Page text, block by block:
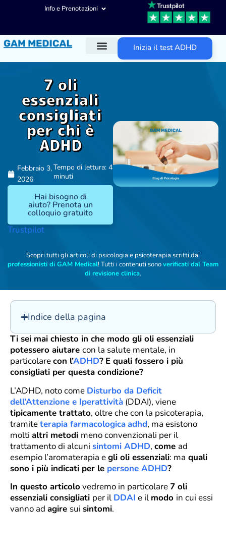
Info e Prenotazioni
Inizia il test ADHD
7 oli
essenziali
consigliati
per chi è
ADHD
Febbraio 3,
2026
Tempo di lettura: 4
minuti
Hai bisogno di
aiuto? Prenota un
colloquio gratuito
Trustpilot
Scopri tutti gli articoli di psicologia e psicoterapia scritti dai
professionisti di GAM Medical! Tutti i contenuti sonoverificati dal Team
di revisione clinica.
Indice della pagina
Ti sei mai chiesto in che modo gli oli essenziali
potessero aiutare con la salute mentale, in
particolarecon l’ADHD? E quali fossero i più
consigliati per questa condizione?
L’ADHD, noto come Disturbo da Deficit
dell’Attenzione e Iperattività (DDAI), viene
tipicamente trattato, oltre che con la psicoterapia,
tramiteterapia farmacologicaadhd, ma esistono
molti altri metodi meno convenzionali per il
trattamento di alcuni sintomi ADHD, come ad
esempio l’aromaterapia egli oli essenziali: ma quali
sono i più indicati per le persone ADHD?
In questo articolovedremo in particolare 7 oli
essenziali consigliati per il DDAI e il modo in cui essi
vanno ad agire sui sintomi.